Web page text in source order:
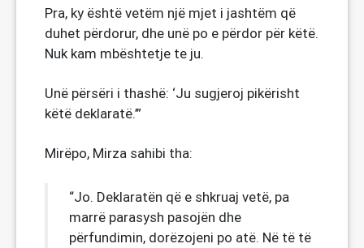
Pra, ky është vetëm një mjet i jashtëm që
duhet përdorur, dhe unë po e përdor për këtë.
Nuk kam mbështetje te ju.
Unë përsëri i thashë: ‘Ju sugjeroj pikërisht
këtë deklaratë.’”
Mirëpo, Mirza sahibi tha:
“Jo. Deklaratën që e shkruaj vetë, pa
marrë parasysh pasojën dhe
përfundimin, dorëzojeni po atë. Në të të